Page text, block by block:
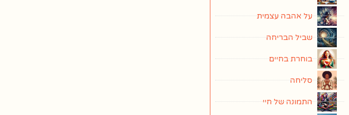
על אהבה עצמית
שביל הבריחה
בוחרת בחיים
סליחה
התמונה של חיי